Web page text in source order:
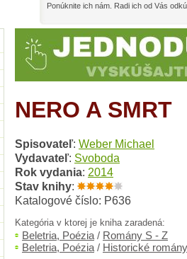
NERO A SMRT
Spisovateľ: Weber Michael
Vydavateľ: Svoboda
Rok vydania: 2014
Stav knihy:
Katalogové číslo: P636
Kategória v ktorej je kniha zaradená:
Beletria, Poézia / Romány S - Z
Beletria, Poézia / Historické romány
Ponúknite ich nám. Radi ich od Vás